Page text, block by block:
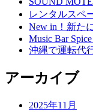
レンタルスペ
New in！新た
Music Bar
沖縄で運転代
アーカイブ
2025年11月